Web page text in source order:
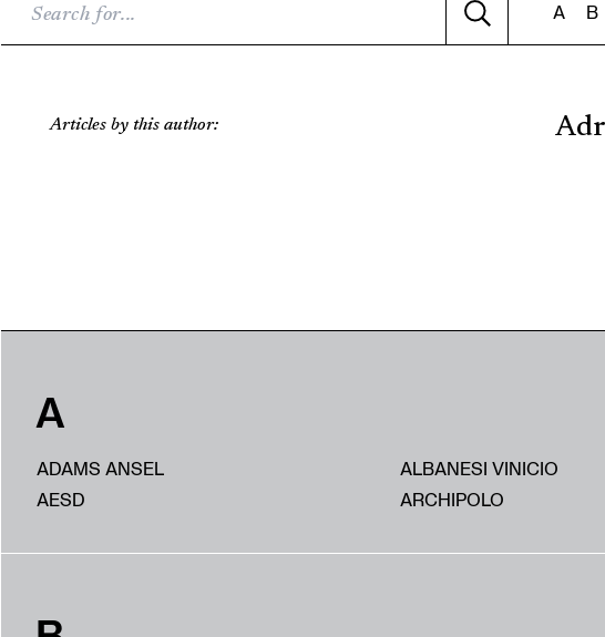
A B
Articles by this author:
A
ADAMS ANSEL
AESD
ALBANESI VINICIO
ARCHIPOLO